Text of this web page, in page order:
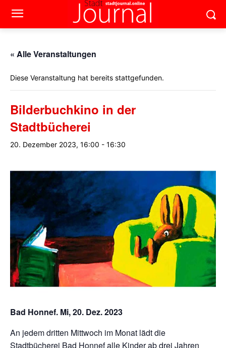
« Alle Veranstaltungen
Diese Veranstaltung hat bereits stattgefunden.
Bilderbuchkino in der
Stadtbücherei
20. Dezember 2023, 16:00 - 16:30
Bad Honnef. Mi, 20. Dez. 2023
An jedem dritten Mittwoch im Monat lädt die
Stadtbücherei Bad Honnef alle Kinder ab drei Jahren